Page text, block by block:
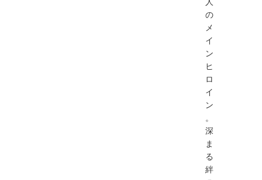
の
メ
イ
ン
ヒ
ロ
イ
ン
。
深
ま
る
絆